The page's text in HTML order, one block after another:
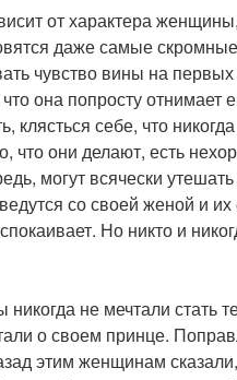
от характера
даже самые
чувство вины на
она попросту отнимает
клясться себе, что
что они делают, есть
могут всячески
со своей женой и
Но никто и
не мечтали стать
о своем принце.
этим женщинам